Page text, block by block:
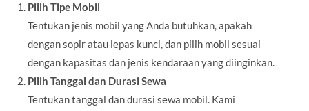
Pilih Tipe Mobil
Tentukan jenis mobil yang Anda butuhkan, apakah
dengan sopir atau lepas kunci, dan pilih mobil sesuai
dengan kapasitas dan jenis kendaraan yang diinginkan.
Pilih Tanggal dan Durasi Sewa
Tentukan tanggal dan durasi sewa mobil. Kami